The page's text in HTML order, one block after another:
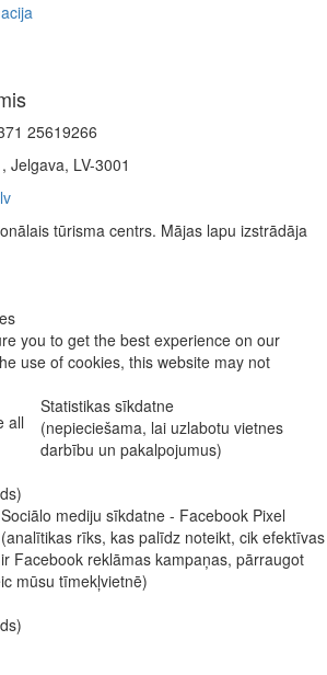
25619266
Jelgava, LV-3001
tūrisma centrs. Mājas lapu izstrādāja
you to get the best experience on our
use of cookies, this website may not
all
Statistikas sīkdatne
(nepieciešama, lai uzlabotu vietnes
darbību un pakalpojumus)
Sociālo mediju sīkdatne - Facebook Pixel
(analītikas rīks, kas palīdz noteikt, cik efektīvas
ir Facebook reklāmas kampaņas, pārraugot
mūsu tīmekļvietnē)